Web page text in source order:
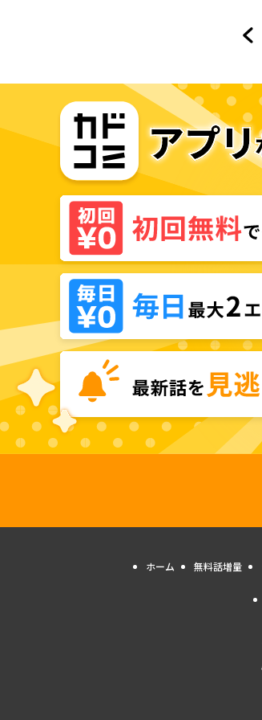
ホーム 無料話増量